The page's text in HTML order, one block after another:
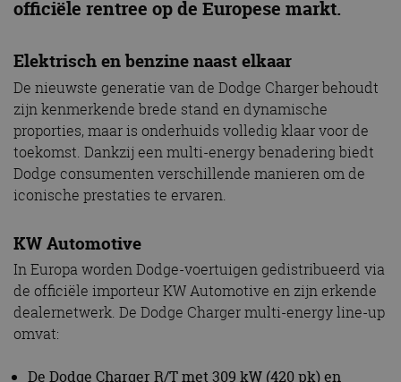
officiële rentree op de Europese markt.
Elektrisch en benzine naast elkaar
De nieuwste generatie van de Dodge Charger behoudt
zijn kenmerkende brede stand en dynamische
proporties, maar is onderhuids volledig klaar voor de
toekomst. Dankzij een multi-energy benadering biedt
Dodge consumenten verschillende manieren om de
iconische prestaties te ervaren.
KW Automotive
In Europa worden Dodge-voertuigen gedistribueerd via
de officiële importeur KW Automotive en zijn erkende
dealernetwerk. De Dodge Charger multi-energy line-up
omvat:
De Dodge Charger R/T met 309 kW (420 pk) en